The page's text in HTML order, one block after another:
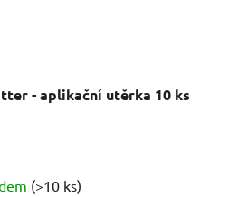
- aplikační utěrka 10 ks
(>10 ks)